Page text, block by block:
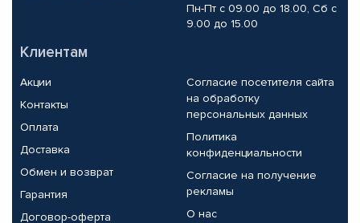
Пн-Пт с 09.00 до 18.00, Сб с
9.00 до 15.00
Клиентам
Акции
Контакты
Оплата
Доставка
Обмен и возврат
Гарантия
Договор-оферта
Согласие посетителя сайта
на обработку
персональных данных
Политика
конфиденциальности
Согласие на получение
рекламы
О нас